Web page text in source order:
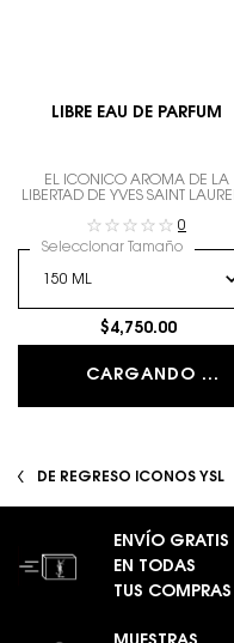
LIBRE EAU DE PARFUM
EL ICÓNICO AROMA DE LA
LIBERTAD DE YVES SAINT
0
Seleccionar Tamaño
$4,750.00
CARGANDO ...
DE REGRESO ICONOS YSL
ENVÍO GRATIS
EN TODAS
TUS COMPRAS